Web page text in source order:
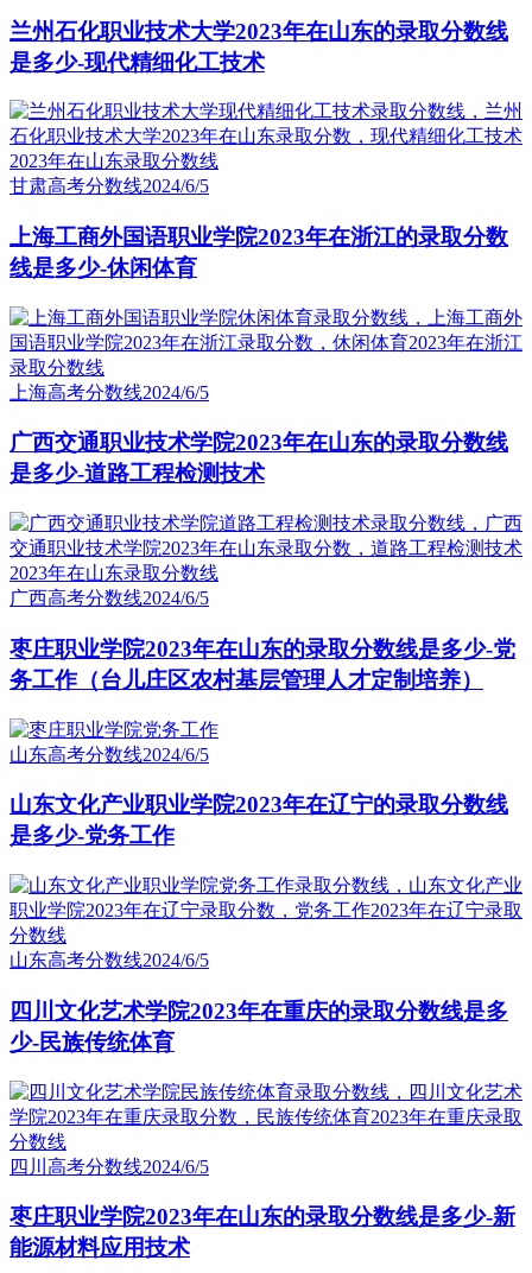
兰州石化职业技术大学2023年在山东的录取分数线
是多少-现代精细化工技术
甘肃高考分数线2024/6/5
上海工商外国语职业学院2023年在浙江的录取分数
线是多少-休闲体育
上海高考分数线2024/6/5
广西交通职业技术学院2023年在山东的录取分数线
是多少-道路工程检测技术
广西高考分数线2024/6/5
枣庄职业学院2023年在山东的录取分数线是多少-党
务工作（台儿庄区农村基层管理人才定制培养）
山东高考分数线2024/6/5
山东文化产业职业学院2023年在辽宁的录取分数线
是多少-党务工作
山东高考分数线2024/6/5
四川文化艺术学院2023年在重庆的录取分数线是多
少-民族传统体育
四川高考分数线2024/6/5
枣庄职业学院2023年在山东的录取分数线是多少-新
能源材料应用技术